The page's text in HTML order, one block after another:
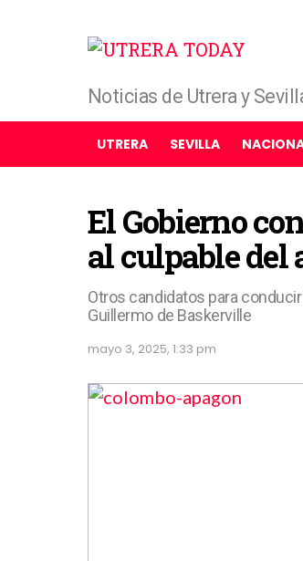
Noticias de Utrera y
UTRERA SEVILLA
El Gobierno
al culpable del
Otros candidatos para
Guillermo de Baskerville
mayo 3, 2025, 1:33 pm